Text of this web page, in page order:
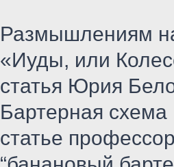
Размышлениям
«Иуды, или
статья Юрия
Бартерная схема
статье